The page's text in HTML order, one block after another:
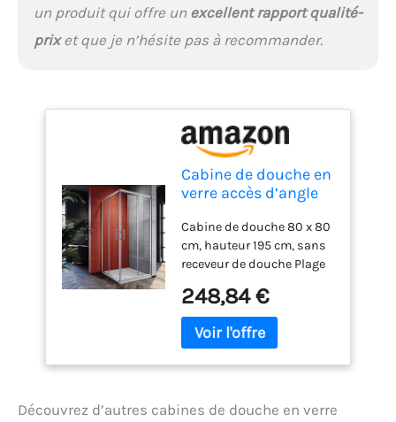
un produit qui offre un excellent rapport qualité-
prixet que je n’hésite pas à recommander.
Cabine de douche en
verre accès d’angle
double
Cabine de douche 80 x 80
cm, hauteur 195 cm, sans
receveur de douche Plage
de chaque côté : 800 mm
(780-800 mm) / 800 mm
(780-800 mm) Fonction
gauche ou à droite Verre
248,84 €
Découvrez d’autres cabines de douche en verre